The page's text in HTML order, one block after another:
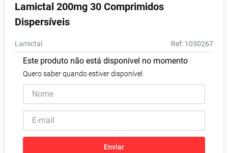
Lamictal 200mg 30 Comprimidos
Dispersíveis
Lamictal : 1030267
Este produto não está disponível no momento
Quero saber quando estiver disponível
Enviar
6º Shampoo
7º Desodorante
8º
9º Vitamina D
10º Lavitan